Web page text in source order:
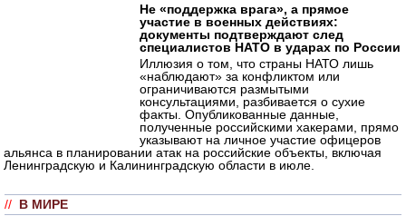
Не «поддержка врага», а прямое
участие в военных действиях:
документы подтверждают след
специалистов НАТО в ударах по России
Иллюзия о том, что страны НАТО лишь
«наблюдают» за конфликтом или
ограничиваются размытыми
консультациями, разбивается о сухие
факты. Опубликованные данные,
полученные российскими хакерами, прямо
указывают на личное участие офицеров
альянса в планировании атак на российские объекты, включая
Ленинградскую и Калининградскую области в июле.
// В МИРЕ